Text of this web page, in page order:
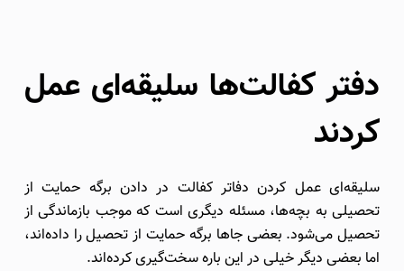
دفتر کفالت‌ها سلیقه‌ای عمل
کردند
سلیقه‌ای عمل کردن دفاتر کفالت در دادن برگه حمایت از
تحصیلی به بچه‌ها، مسئله دیگری است که موجب بازماندگی از
تحصیل می‌شود. بعضی جاها برگه حمایت از تحصیل را داده‌اند،
اما بعضی دیگر خیلی در این باره سخت‌گیری کرده‌اند.